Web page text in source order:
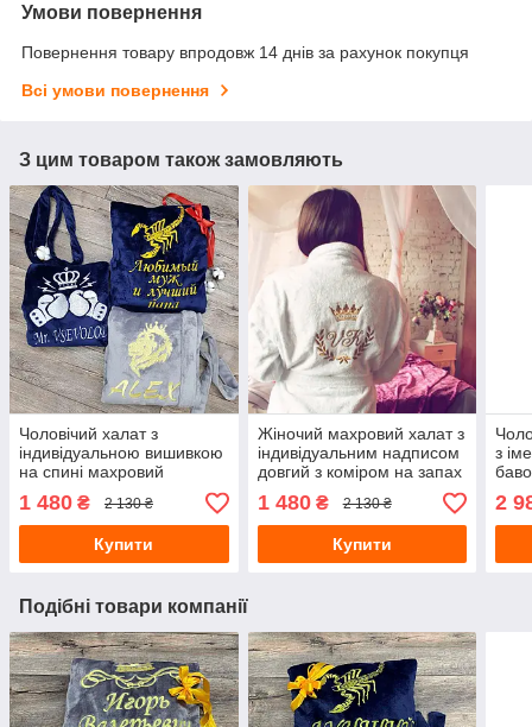
Умови повернення
Повернення товару впродовж 14 днів за рахунок покупця
Всі умови повернення
З цим товаром також замовляють
Чоловічий халат з
індивідуальною вишивкою
на спині махровий
1 480 ₴ 2 130 ₴
Купити
Жіночий махровий халат з
індивідуальним надписом
довгий з коміром на запах
1 480₴ 2 130 ₴
Купити
з
2
Подібні товари компанії